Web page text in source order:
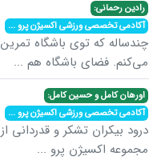
رادین رحمانی:
آکادمی تخصصی ورزشی اکسیژن پرو...
چندساله که توی باشگاه تمرین
می‌کنم. فضای باشگاه هم ...
اورهان کامل و حسین کامل:
آکادمی تخصصی ورزشی اکسیژن پرو...
درود بیکران تشکر و قدردانی از
مجموعه اکسیژن پرو ...